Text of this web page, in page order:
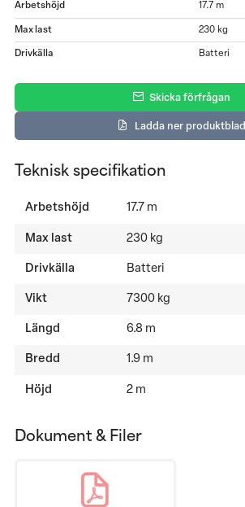
Arbetshöjd 17.7 m
Max last 230 kg
Drivkälla Batteri
Skicka förfrågan
Ladda ner produktblad
Teknisk specifikation
Arbetshöjd 17.7 m
Max last 230 kg
Drivkälla Batteri
Vikt 7300 kg
Längd 6.8 m
Bredd 1.9 m
Höjd 2 m
Dokument & Filer